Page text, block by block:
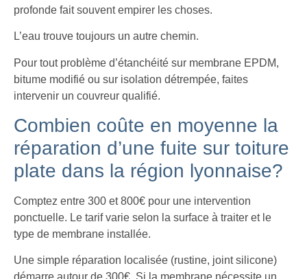
profonde fait souvent empirer les choses.
L’eau trouve toujours un autre chemin.
Pour tout problème d’étanchéité sur membrane EPDM,
bitume modifié ou sur isolation détrempée, faites
intervenir un couvreur qualifié.
Combien coûte en moyenne la
réparation d’une fuite sur toiture
plate dans la région lyonnaise?
Comptez entre 300 et 800€ pour une intervention
ponctuelle. Le tarif varie selon la surface à traiter et le
type de membrane installée.
Une simple réparation localisée (rustine, joint silicone)